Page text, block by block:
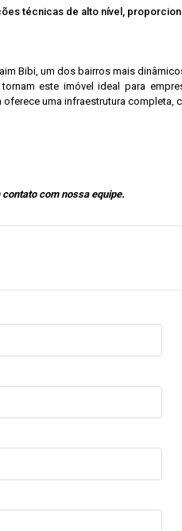
técnicas de alto nível,
Bibi, um dos bairros mais
este imóvel ideal para
uma infraestrutura completa,
com nossa equipe.